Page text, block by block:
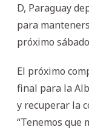
D, Paraguay
para
próximo
El próximo
final para la
y recuperar la
“Tenemos que